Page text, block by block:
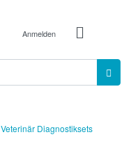
Anmelden
Veterinär Diagnostiksets